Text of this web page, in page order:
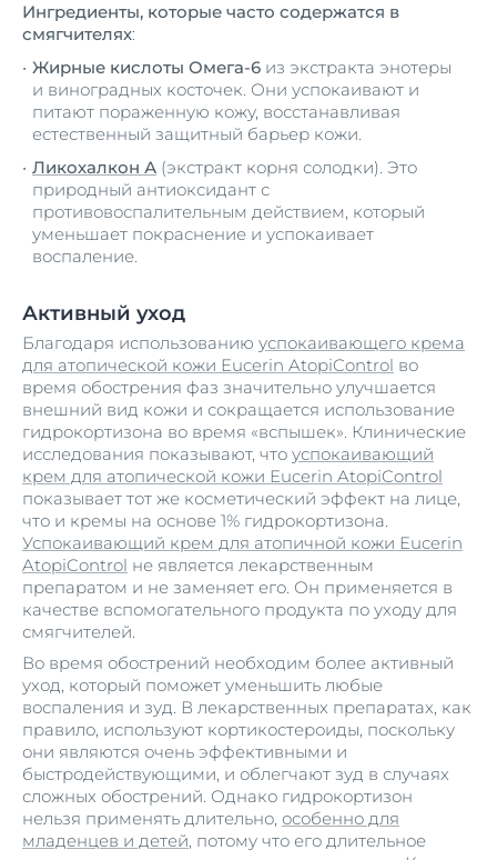
Ингредиенты, которые часто содержатся в
смягчителях:
Жирные кислоты Омега-6 из экстракта энотеры
и виноградных косточек. Они успокаивают и
питают пораженную кожу, восстанавливая
естественный защитный барьер кожи.
Ликохалкон А (экстракт корня солодки). Это
природный антиоксидант с
противовоспалительным действием, который
уменьшает покраснение и успокаивает
воспаление.
Активный уход
Благодаря использованию успокаивающего крема
для атопической кожи Eucerin AtopiControl во
время обострения фаз значительно улучшается
внешний вид кожи и сокращается использование
гидрокортизона во время «вспышек». Клинические
исследования показывают, что успокаивающий
крем для атопической кожи Eucerin AtopiControl
показывает тот же косметический эффект на лице,
что и кремы на основе 1% гидрокортизона.
Успокаивающий крем для атопичной кожи Eucerin
AtopiControl не является лекарственным
препаратом и не заменяет его. Он применяется в
качестве вспомогательного продукта по уходу для
смягчителей.
Во время обострений необходим более активный
уход, который поможет уменьшить любые
воспаления и зуд. В лекарственных препаратах, как
правило, используют кортикостероиды, поскольку
они являются очень эффективными и
быстродействующими, и облегчают зуд в случаях
сложных обострений. Однако гидрокортизон
нельзя применять длительно, особенно для
младенцев и детей, потому что его длительное